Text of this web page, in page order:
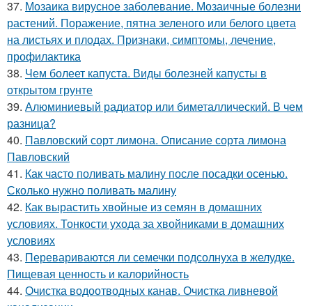
37. Мозаика вирусное заболевание. Мозаичные болезни
растений. Поражение, пятна зеленого или белого цвета
на листьях и плодах. Признаки, симптомы, лечение,
профилактика
38. Чем болеет капуста. Виды болезней капусты в
открытом грунте
39. Алюминиевый радиатор или биметаллический. В чем
разница?
40. Павловский сорт лимона. Описание сорта лимона
Павловский
41. Как часто поливать малину после посадки осенью.
Сколько нужно поливать малину
42. Как вырастить хвойные из семян в домашних
условиях. Тонкости ухода за хвойниками в домашних
условиях
43. Перевариваются ли семечки подсолнуха в желудке.
Пищевая ценность и калорийность
44. Очистка водоотводных канав. Очистка ливневой